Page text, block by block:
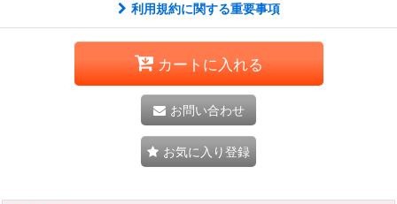
利用規約に関する重要事項
カートに入れる
お問い合わせ
お気に入り登録